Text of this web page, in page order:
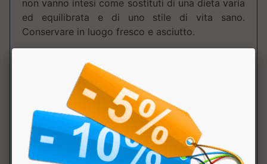
non vanno intesi come sostituti di una dieta varia
ed equilibrata e di uno stile di vita sano.
Conservare in luogo fresco e asciutto.
Tabella Nutrizionale
Componente
100
Gr.
dose
(6.5g (3
misurini))
L-Leucina 1100mg